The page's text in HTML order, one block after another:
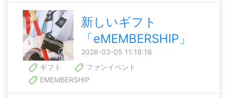
新しいギフト
「eMEMBERSHIP」
2026-03-05 11:18:16
ギフト
ファンイベント
EMEMBERSHIP